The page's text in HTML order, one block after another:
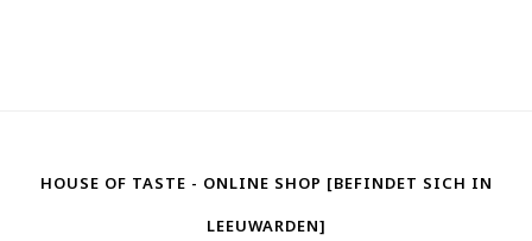
HOUSE OF TASTE - ONLINE SHOP [BEFINDET SICH IN
LEEUWARDEN]